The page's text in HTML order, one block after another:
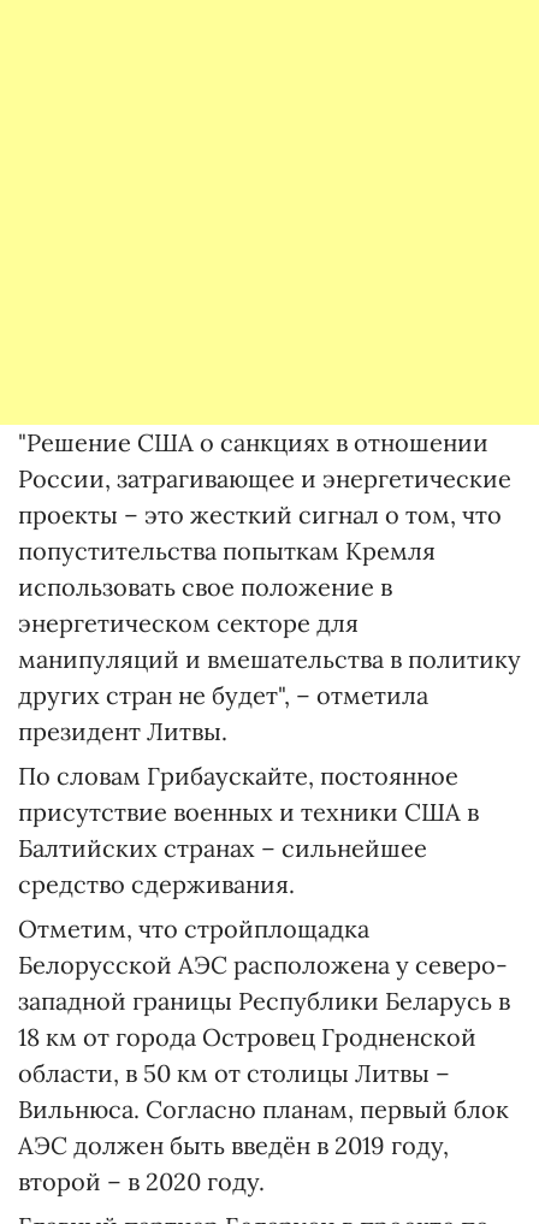
"Решение США о санкциях в отношении
России, затрагивающее и энергетические
проекты – это жесткий сигнал о том, что
попустительства попыткам Кремля
использовать свое положение в
энергетическом секторе для
манипуляций и вмешательства в политику
других стран не будет", – отметила
президент Литвы.
По словам Грибаускайте, постоянное
присутствие военных и техники США в
Балтийских странах – сильнейшее
средство сдерживания.
Отметим, что стройплощадка
Белорусской АЭС расположена у северо-
западной границы Республики Беларусь в
18 км от города Островец Гродненской
области, в 50 км от столицы Литвы –
Вильнюса. Согласно планам, первый блок
АЭС должен быть введён в 2019 году,
второй – в 2020 году.